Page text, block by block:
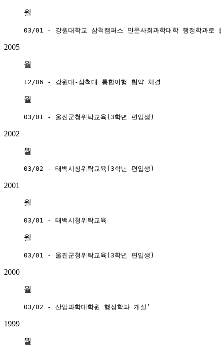
월
03/01 - 강원대학교 삼척캠퍼스 인문사회과학대학 행정학과로
2005
월
12/06 - 강원대-삼척대 통합이행 협약 체결
월
03/01 - 울진군청위탁교육(3학년 편입생)
2002
월
03/02 - 태백시청위탁교육(3학년 편입생)
2001
월
03/01 - 태백시청위탁교육
월
03/01 - 울진군청위탁교육(3학년 편입생)
2000
월
03/02 - 산업과학대학원 행정학과 개설’
1999
월